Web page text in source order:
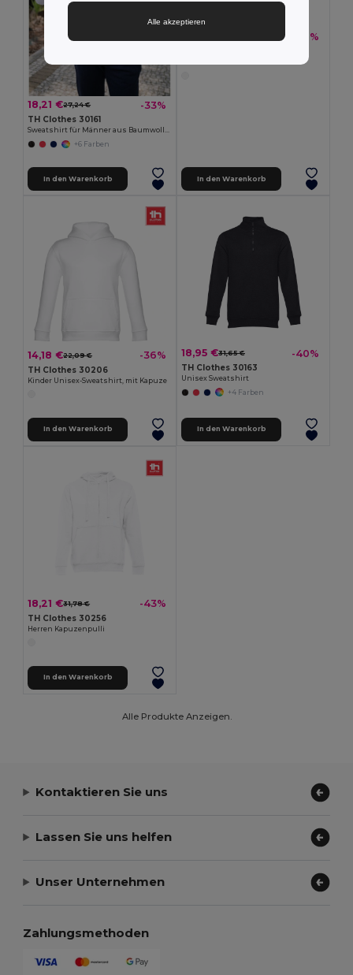
18,21 €27,24 € -33%
TH Clothes 30161
Sweatshirt für Männer aus Baumwolle und Polyester
+6 Farben
In den Warenkorb
-28%
In den Warenkorb
14,18 €22,09 € -36%
TH Clothes 30206
Kinder Unisex-Sweatshirt, mit Kapuze
In den Warenkorb
18,95 €31,65 € -40%
TH Clothes 30163
Unisex Sweatshirt
+4 Farben
In den Warenkorb
18,21 €31,78 € -43%
TH Clothes 30256
Herren Kapuzenpulli
In den Warenkorb
Alle Produkte Anzeigen.
Kontaktieren Sie uns
Lassen Sie uns helfen
Unser Unternehmen
Zahlungsmethoden
Alle akzeptieren